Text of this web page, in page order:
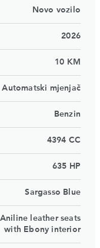
Novo vozilo
2026
10 KM
Automatski mjenjač
Benzin
4394 CC
635 HP
Sargasso Blue
leather seats
with Ebony interior